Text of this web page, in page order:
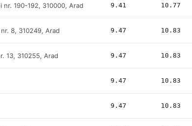
nr. 190-192, 310000, Arad 9.41 10.77
8, 310249, Arad 9.47 10.83
13, 310255, Arad 9.47 10.83
9.47 10.83
9.47 10.83